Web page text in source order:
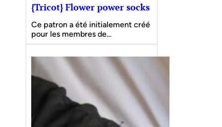
{Tricot} Flower power socks
Ce patron a été initialement créé
pour les membres de…